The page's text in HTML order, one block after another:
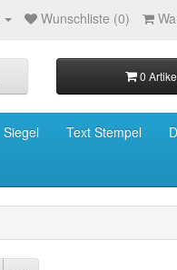
Wunschliste (0)
0
Siegel Text Stempel